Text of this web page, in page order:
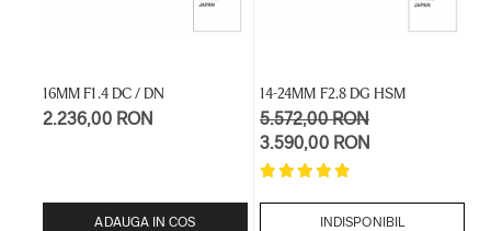
16MM F1.4 DC / DN
2.236,00 RON
ADAUGA IN COS
14-24MM F2.8 DG HSM
5.572,00 RON
3.590,00 RON
INDISPONIBIL